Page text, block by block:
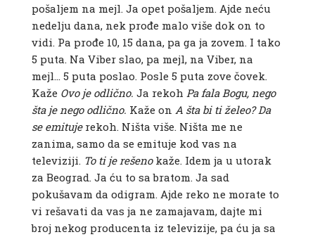
pošaljem na mejl. Ja opet pošaljem. Ajde neću
nedelju dana, nek prođe malo više dok on to
vidi. Pa prođe 10, 15 dana, pa ga ja zovem. I tako
5 puta. Na Viber slao, pa mejl, na Viber, na
mejl… 5 puta poslao. Posle 5 puta zove čovek.
Kaže Ovo je odlično. Ja rekoh Pa fala Bogu, nego
šta je nego odlično. Kaže on A šta bi ti želeo? Da
se emituje rekoh. Ništa više. Ništa me ne
zanima, samo da se emituje kod vas na
televiziji. To ti je rešeno kaže. Idem ja u utorak
za Beograd. Ja ću to sa bratom. Ja sad
pokušavam da odigram. Ajde reko ne morate to
vi rešavati da vas ja ne zamajavam, dajte mi
broj nekog producenta iz televizije, pa ću ja sa